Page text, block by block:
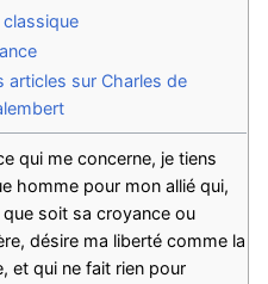
classique
articles sur Charles de
qui me concerne, je tiens
homme pour mon allié qui,
que soit sa croyance ou
désire ma liberté comme la
et qui ne fait rien pour